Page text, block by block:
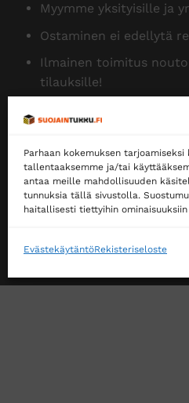
Parhaan kokemuksen
tallentaaksemme ja/tai
antaa meille mahdollisuuden
tunnuksia tällä sivustolla.
haitallisesti tiettyihin
EvästekäytäntöRekisteriseloste
Myymme yksityisille ja
Ostaminen ei edellytä
Ilmainen toimitus
tilauksille!
Tilaamme isoja eriä
14 päivän vaihto- ja